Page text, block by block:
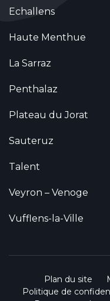
Echallens
Haute Menthue
La Sarraz
Penthalaz
Plateau du Jorat
Sauteruz
Talent
Veyron – Venoge
Vufflens-la-Ville
Plan du site
Politique de